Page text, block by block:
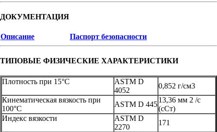
ДОКУМЕНТАЦИЯ
Описание Паспорт безопасности
ТИПОВЫЕ ФИЗИЧЕСКИЕ ХАРАКТЕРИСТИКИ
Плотность при 15°C
ASTM D
4052
0,852 г/см3
Кинематическая вязкость при
100°C
ASTM D 445
13,36 мм 2 /с
(сСт)
Индекс вязкости
ASTM D
2270
171